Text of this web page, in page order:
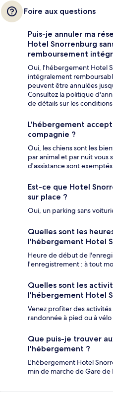
Foire aux questions
Puis-je annuler ma
Hotel Snorrenburg
remboursement
Oui, l'hébergement Hotel
intégralement
peuvent être annulées
Consultez la politique
de détails sur les
L'hébergement
compagnie ?
Oui, les chiens sont les
par animal et par nuit vous
d'assistance sont
Est-ce que Hotel
sur place ?
Oui, un parking sans
Quelles sont les
l'hébergement Hotel
Heure de début de
l'enregistrement : à tout
Quelles sont les
l'hébergement Hotel
Venez profiter des
randonnée à pied ou à
Que puis-je trouver
l'hébergement ?
L'hébergement Hotel
min de marche de Gare de